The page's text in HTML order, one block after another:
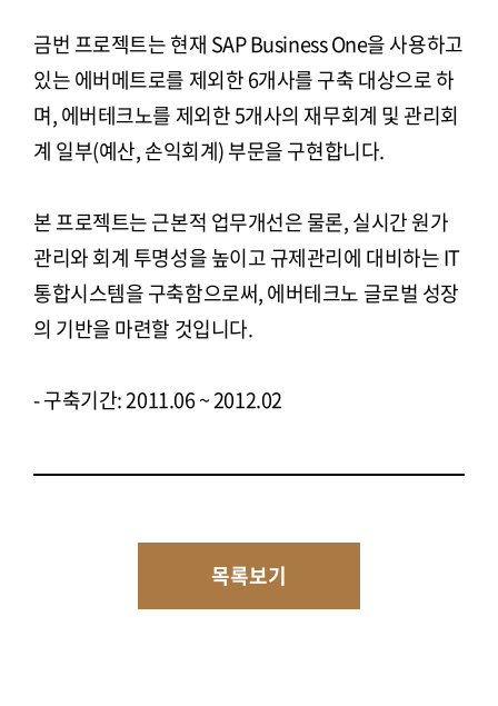
금번 프로젝트는 현재 SAP Business One을 사용하고
있는 에버메트로를 제외한 6개사를 구축 대상으로 하
며, 에버테크노를 제외한 5개사의 재무회계 및 관리회
계 일부(예산, 손익회계) 부문을 구현합니다.
본 프로젝트는 근본적 업무개선은 물론, 실시간 원가
관리와 회계 투명성을 높이고 규제관리에 대비하는 IT
통합시스템을 구축함으로써, 에버테크노 글로벌 성장
의 기반을 마련할 것입니다.
- 구축기간: 2011.06 ~ 2012.02
목록보기